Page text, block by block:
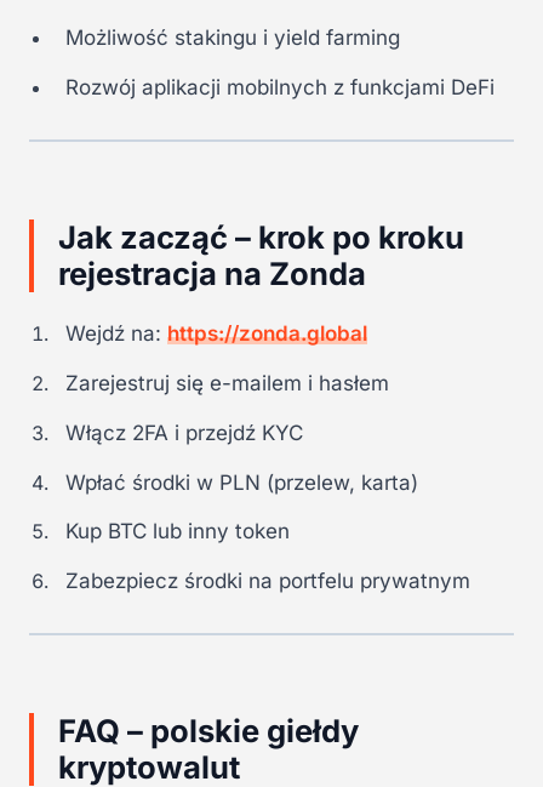
Możliwość stakingu i yield farming
Rozwój aplikacji mobilnych z funkcjami DeFi
Jak zacząć – krok po kroku
rejestracja na Zonda
Wejdź na: https://zonda.global
Zarejestruj się e-mailem i hasłem
Włącz 2FA i przejdź KYC
Wpłać środki w PLN (przelew, karta)
Kup BTC lub inny token
Zabezpiecz środki na portfelu prywatnym
FAQ – polskie giełdy
kryptowalut